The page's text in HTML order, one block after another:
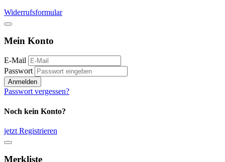
Widerrufsformular
Mein Konto
E-Mail
Passwort
Anmelden
Passwort vergessen?
Noch kein Konto?
jetzt Registrieren
Merkliste